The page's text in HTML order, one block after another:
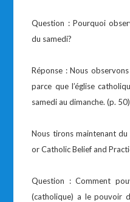
Question : Pourquoi
du samedi?
Réponse : Nous
parce que l’église
samedi au dimanche. (p.
Nous tirons maintenant
or Catholic Belief and
Question : Comment
(catholique) a le pouvoir